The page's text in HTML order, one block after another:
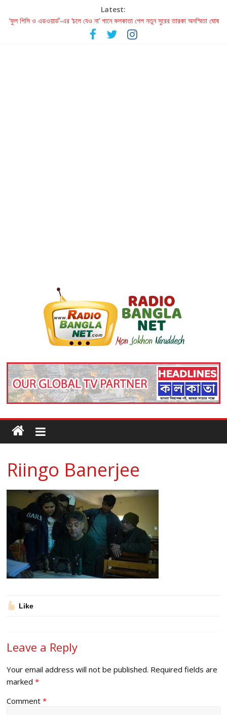
Latest:
‘ফুল পিসি ও এডওয়ার্ড’-এর ‘চলে যেও না’ গানে কলকাতা পেল নতুন সুরের তারকা অনস্মিতা ঘোষ
রবীন্দ্রনাথ ও গুলজারের সৃষ্টির মেলবন্ধনে মুগ্ধ করল ‘দুই তারার দোতারা’
কলের গান থেকে রীলস্ — বাঙালির গান শোনার বিবর্তনের গল্প
Riingo Banerjee
Like
Leave a Reply
Your email address will not be published. Required fields are
marked*
Comment*